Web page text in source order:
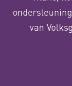
van